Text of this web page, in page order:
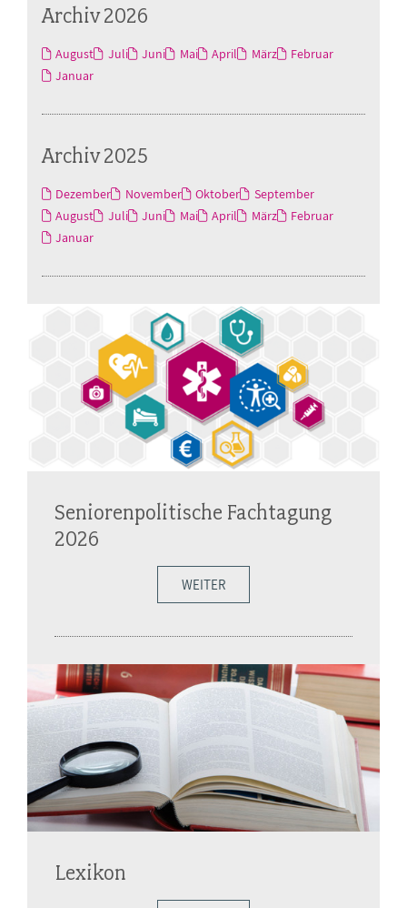
Archiv 2026
August Juli Juni Mai April März
Februar
Januar
Archiv 2025
Dezember November Oktober
September
August
Juli Juni Mai April März
Februar
Januar
Seniorenpolitische Fachtagung
2026
WEITER
Lexikon